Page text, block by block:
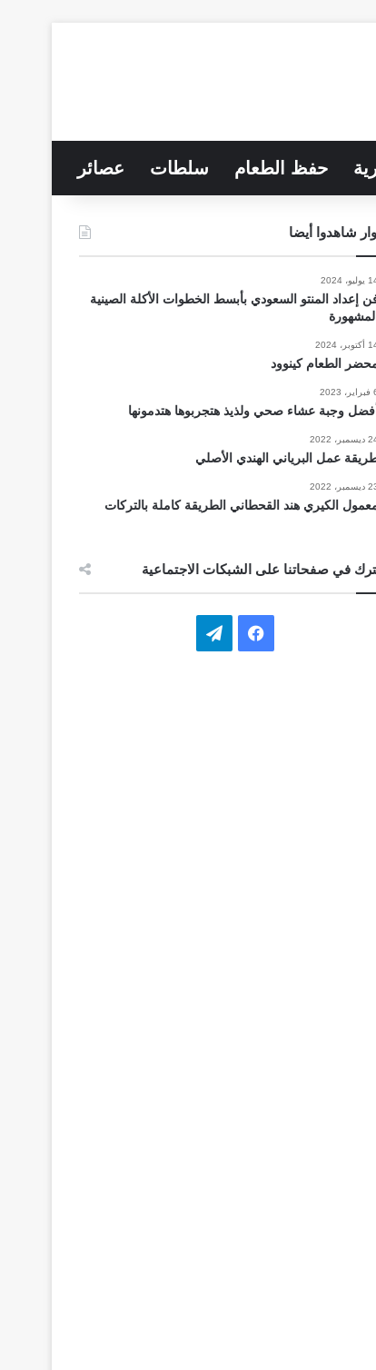
حفظ الطعام سلطات عصائر
شاهدوا أيضا
2024
إعداد المنتو السعودي بأبسط الخطوات الأكلة الصينية
المشهورة
2024
الطعام كينوود
2023
أفضل وجبة عشاء صحي ولذيذ هتجربوها هتدمونها
2022
عمل البرياني الهندي الأصلي
2022
الكيري هند القحطاني الطريقة كاملة بالتركات
في صفحاتنا على الشبكات الاجتماعية
ف
ت